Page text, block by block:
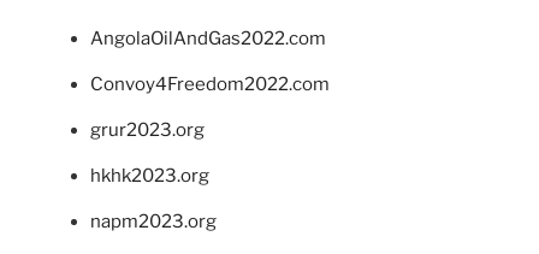
AngolaOilAndGas2022.com
Convoy4Freedom2022.com
grur2023.org
hkhk2023.org
napm2023.org